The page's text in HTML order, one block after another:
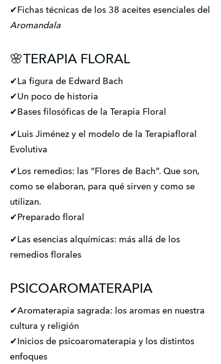
✔Fichas técnicas de los 38 aceites esenciales del
Aromandala
🌸TERAPIA FLORAL
✔La figura de Edward Bach
✔Un poco de historia
✔Bases filosóficas de la Terapia Floral
✔Luis Jiménez y el modelo de la Terapiafloral
Evolutiva
✔Los remedios: las “Flores de Bach”. Que son,
como se elaboran, para qué sirven y como se
utilizan.
✔Preparado floral
✔Las esencias alquímicas: más allá de los
remedios florales
PSICOAROMATERAPIA
✔Aromaterapia sagrada: los aromas en nuestra
cultura y religión
✔Inicios de psicoaromaterapia y los distintos
enfoques